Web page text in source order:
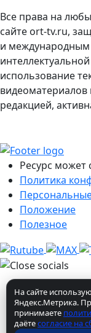
Все права на
сайте ort-tv.ru,
и международным
использование
редакцией,
Ресурс может
Политика
Положение
Полезное
На сайте
Яндекс.Метрика.
принимаете
даётесогласие на